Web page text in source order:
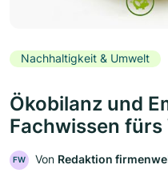
Nachhaltigkeit & Umwelt
Ökobilanz und
Fachwissen
FW Von Redaktion